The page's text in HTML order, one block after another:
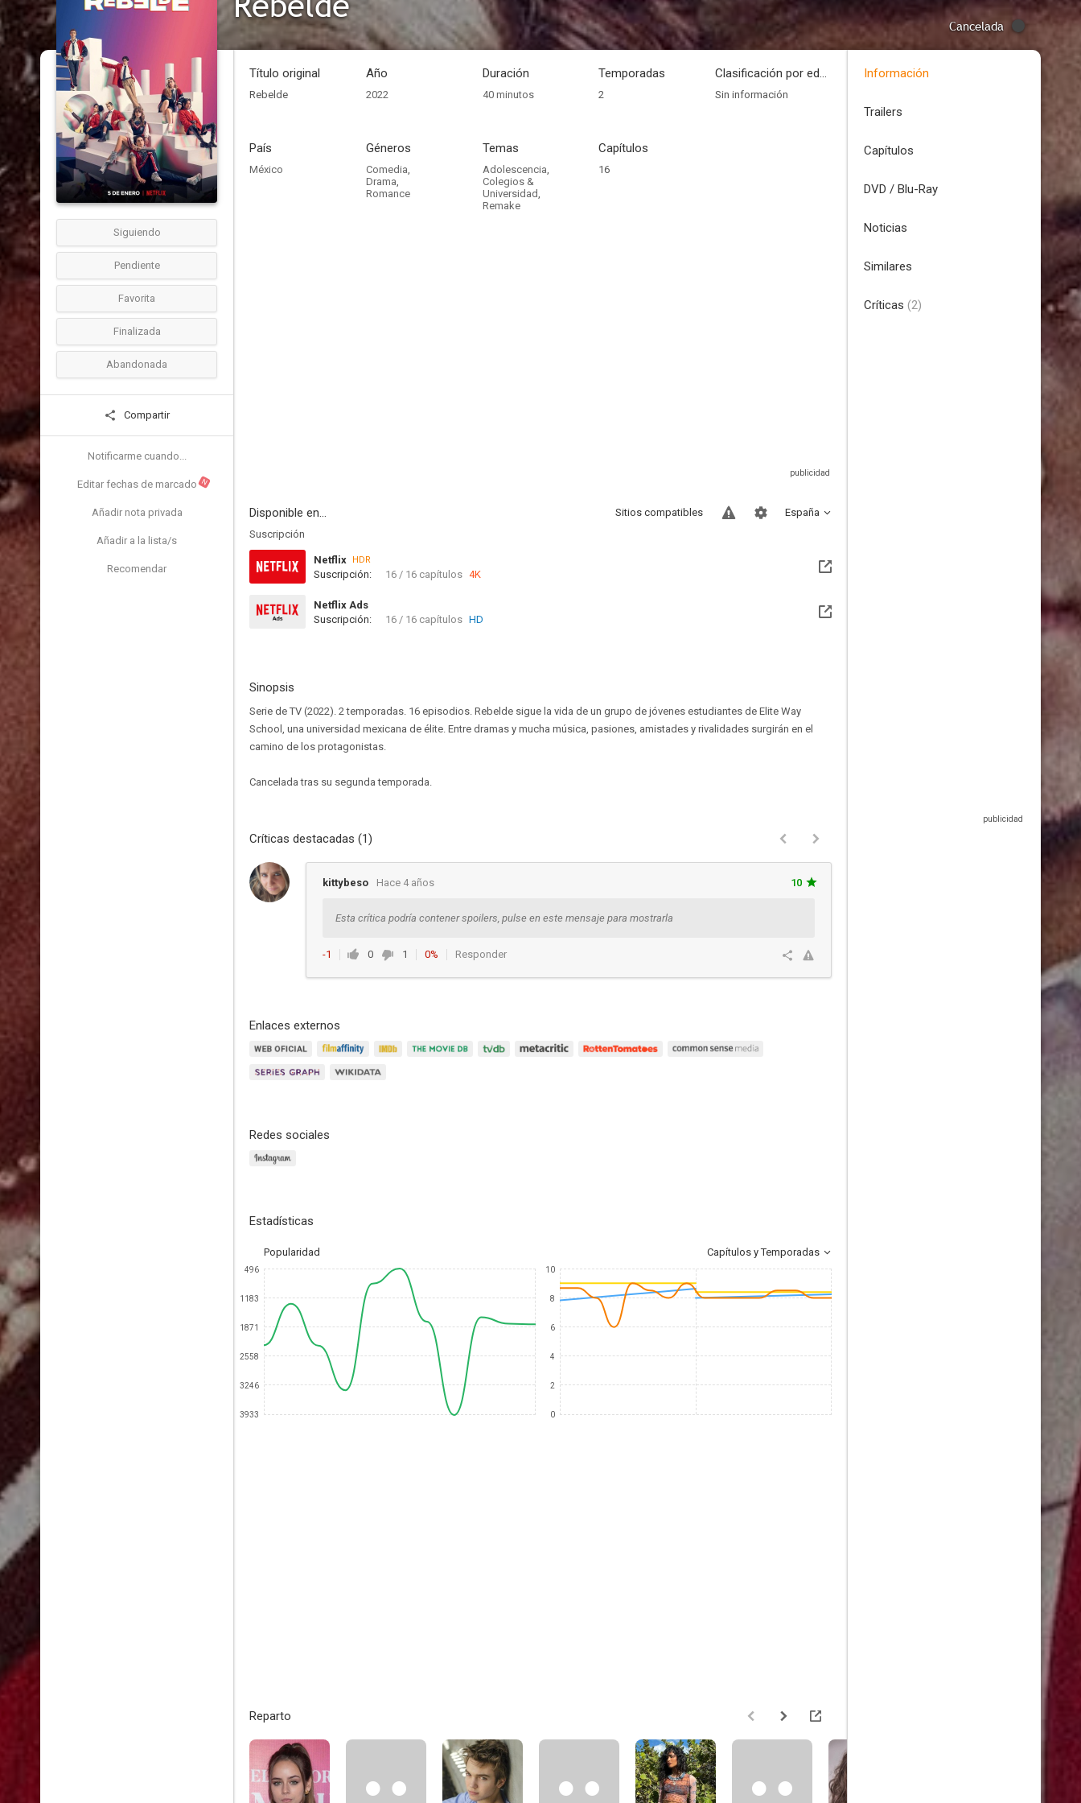
Cancelada
Siguiendo
Pendiente
Favorita
Finalizada
Abandonada
Compartir
Notificarme cuando...
Editar fechas de marcado N
Añadir nota privada
Añadir a la lista/s
Recomendar
Título original
Rebelde
Año
2022
Duración
40 minutos
Temporadas
2
Clasificación por edades
Sin información
País
México
Géneros
Comedia,
Drama,
Romance
Temas
Adolescencia,
Colegios &
Universidad,
Remake
Capítulos
16
Disponible en... España
Sitios compatibles
Suscripción
Netflix HDR
Suscripción: 16 / 16 capítulos 4K
Netflix Ads
Suscripción:
16 / 16 capítulos HD
Sinopsis
Serie de TV (2022). 2 temporadas. 16 episodios. Rebelde sigue la vida de un grupo de jóvenes estudiantes de Elite Way
School, una universidad mexicana de élite. Entre dramas y mucha música, pasiones, amistades y rivalidades surgirán en el
camino de los protagonistas.
Cancelada tras su segunda temporada.
Críticas destacadas (1)
kittybeso Hace 4 años 10
Esta crítica podría contener spoilers, pulse en este mensaje para mostrarla
-1 0 1 0% Responder
Enlaces externos
Redes sociales
Estadísticas
Popularidad Capítulos y Temporadas
496
1183
1871
2558
3246
3933
10
8
6
4
2
0
Reparto
Información
Trailers
Capítulos
DVD / Blu-Ray
Noticias
Similares
Críticas (2)